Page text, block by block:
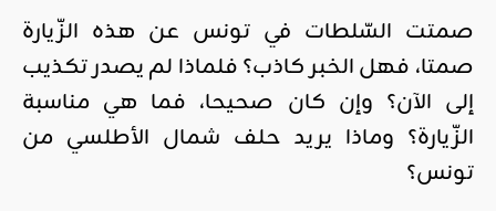
صمتت السّلطات في تونس عن هذه الزّيارة
صمتا، فهل الخبر كاذب؟ فلماذا لم يصدر تكذيب
إلى الآن؟ وإن كان صحيحا، فما هي مناسبة
الزّيارة؟ وماذا يريد حلف شمال الأطلسي من
تونس؟